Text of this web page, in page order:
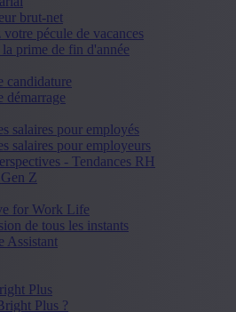
brut-net
votre pécule de vacances
prime de fin d'année
candidature
démarrage
salaires pour employés
salaires pour employeurs
- Tendances RH
Z
for Work Life
de tous les instants
Assistant
Plus
Plus ?